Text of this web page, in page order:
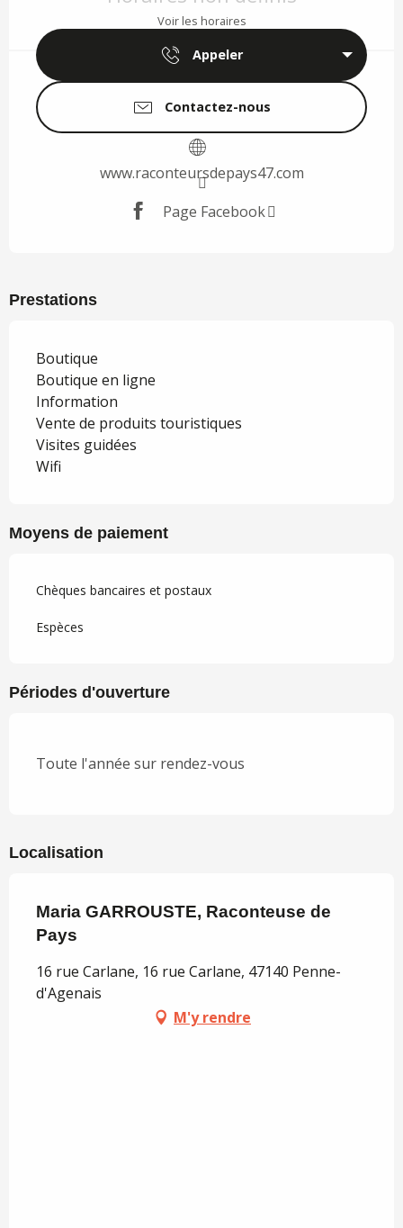
Voir les horaires
Appeler
Contactez-nous
www.raconteursdepays47.com
Page Facebook
Prestations
Boutique
Boutique en ligne
Information
Vente de produits touristiques
Visites guidées
Wifi
Moyens de paiement
Chèques bancaires et postaux
Espèces
Périodes d'ouverture
Toute l'année sur rendez-vous
Localisation
Maria GARROUSTE, Raconteuse de
Pays
16 rue Carlane, 16 rue Carlane, 47140 Penne-
d'Agenais
M'y rendre